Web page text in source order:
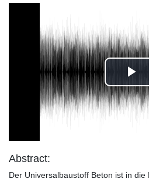
Abstract:
Der Universalbaustoff Beton ist in